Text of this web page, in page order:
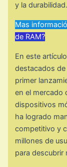
y la durabilidad.
Mas
de RAM?
En este
destacados
primer
en el mercado
dispositivos
ha logrado
competitivo y
millones de
para descubrir